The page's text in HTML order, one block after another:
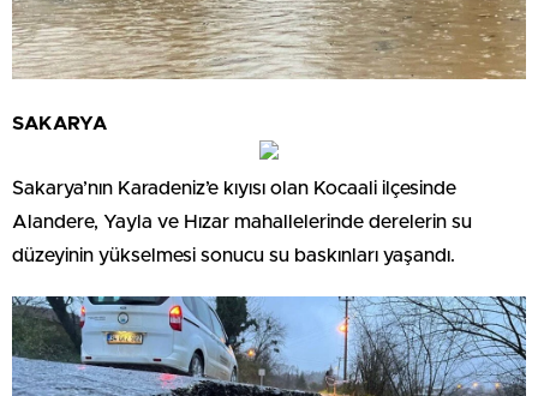
SAKARYA
Sakarya’nın Karadeniz’e kıyısı olan Kocaali ilçesinde
Alandere, Yayla ve Hızar mahallelerinde derelerin su
düzeyinin yükselmesi sonucu su baskınları yaşandı.